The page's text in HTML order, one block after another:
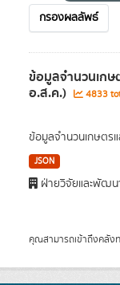
กรองผลลัพธ์
ข้อมูลจำนวนเกษ
อ.ส.ค.) 4833
ข้อมูลจำนวนเกษตรแ
JSON
ฝ่ายวิจัยและพัฒน
คุณสามารถเข้าถึงคลัง